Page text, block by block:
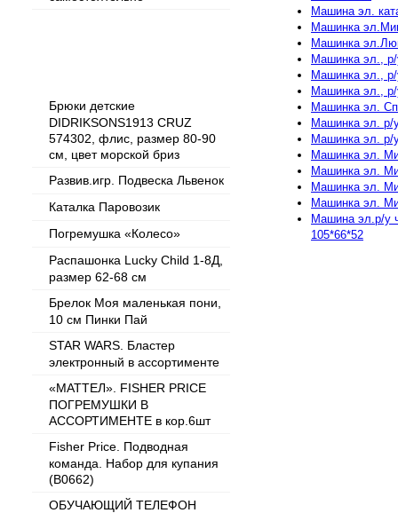
Брюки детские
DIDRIKSONS1913 CRUZ
574302, флис, размер 80-90
см, цвет морской бриз
Развив.игр. Подвеска Львенок
Каталка Паровозик
Погремушка «Колесо»
Распашонка Lucky Child 1-8Д,
размер 62-68 см
Брелок Моя маленькая пони,
10 см Пинки Пай
STAR WARS. Бластер
электронный в ассортименте
«МАТТЕЛ». FISHER PRICE
ПОГРЕМУШКИ В
АССОРТИМЕНТЕ в кор.6шт
Fisher Price. Подводная
команда. Набор для купания
(B0662)
ОБУЧАЮЩИЙ ТЕЛЕФОН
Машина эл.
Машинка
Машинка
Машинка эл., р/
Машинка эл., р/
Машинка эл., р/
Машинка эл.
Машинка эл. р/
Машинка эл. р/
Машинка эл.
Машинка эл.
Машинка эл.
Машинка эл.
Машина эл.р/у
105*66*52